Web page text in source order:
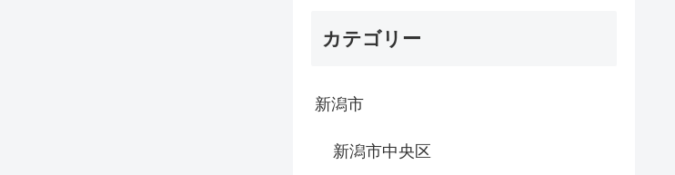
カテゴリー
新潟市
新潟市中央区